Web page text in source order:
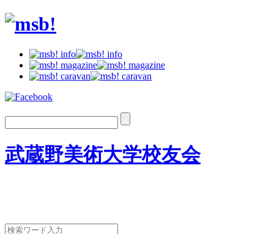
武蔵野美術大学校友会